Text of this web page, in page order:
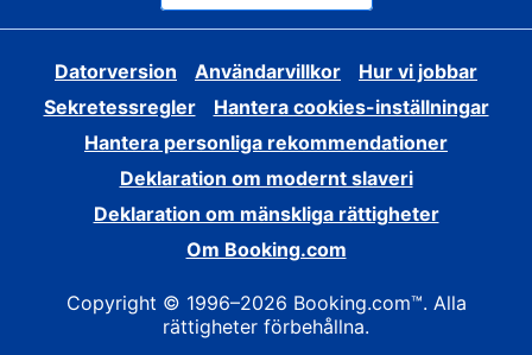
Datorversion Användarvillkor
Hur vi jobbar
Sekretessregler
Hantera cookies-inställningar
Hantera personliga rekommendationer
Deklaration om modernt slaveri
Deklaration om mänskliga rättigheter
Om Booking.com
Copyright © 1996–2026 Booking.com™. Alla
rättigheter förbehållna.